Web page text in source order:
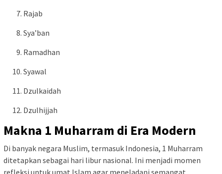
Rajab
Sya’ban
Ramadhan
Syawal
Dzulkaidah
Dzulhijjah
Makna 1 Muharram di Era Modern
Di banyak negara Muslim, termasuk Indonesia, 1 Muharram
ditetapkan sebagai hari libur nasional. Ini menjadi momen
refleksi untuk umat Islam agar meneladani semangat